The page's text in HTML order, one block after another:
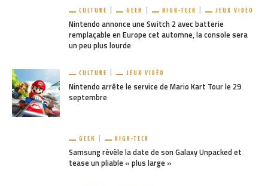
CULTURE GEEK HIGH-TECH JEUX VIDÉO
Nintendo annonce une Switch 2 avec batterie
remplaçable en Europe cet automne, la console sera
un peu plus lourde
CULTURE JEUX VIDÉO
Nintendo arrête le service de Mario Kart Tour le 29
septembre
GEEK HIGH-TECH
Samsung révèle la date de son Galaxy Unpacked et
tease un pliable « plus large »